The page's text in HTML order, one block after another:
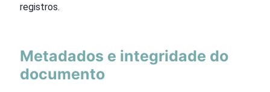
registros.
Metadados e integridade do
documento